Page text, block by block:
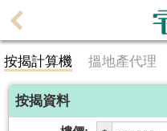
理
主
頁
按揭計算機 搵地產代理
按揭資料